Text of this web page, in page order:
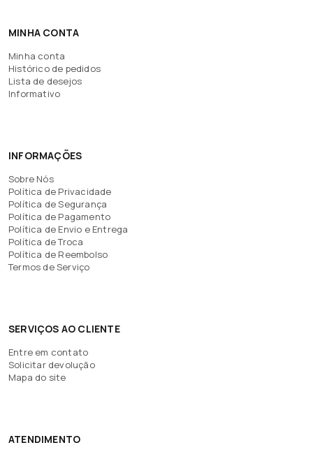
MINHA CONTA
Minha conta
Histórico de pedidos
Lista de desejos
Informativo
INFORMAÇÕES
Sobre Nós
Política de Privacidade
Política de Segurança
Política de Pagamento
Política de Envio e Entrega
Política de Troca
Política de Reembolso
Termos de Serviço
SERVIÇOS AO CLIENTE
Entre em contato
Solicitar devolução
Mapa do site
ATENDIMENTO